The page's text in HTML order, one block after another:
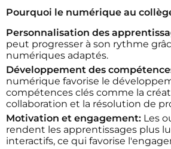
Pourquoi le numérique au
Personnalisation des
peut progresser à son rythme
numériques adaptés.
Développement des
numérique favorise le
compétences clés comme la
collaboration et la résolution de
Motivation et engagement: Les
rendent les apprentissages plus
interactifs, ce qui favorise